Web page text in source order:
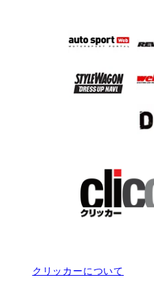
クリッカーについて